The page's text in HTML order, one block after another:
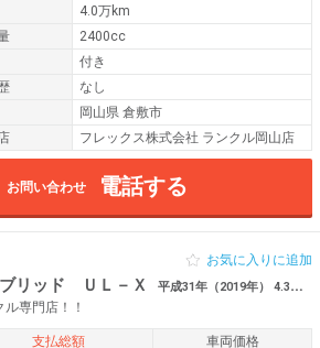
4.0万km
2400cc
付き
なし
岡山県 倉敷市
フレックス株式会社 ランクル岡山店
お問い合わせ 電話する
リッド ＵＬ－Ｘ 平成31年（2019年） 4.3万km 岡山県倉敷市 【Renoca EUROBOX】 角目フ
専門店！！
お気に入りに追加
支払総額 車両価格